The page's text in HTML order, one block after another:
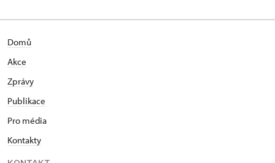
Domů
Akce
Zprávy
Publikace
Pro média
Kontakty